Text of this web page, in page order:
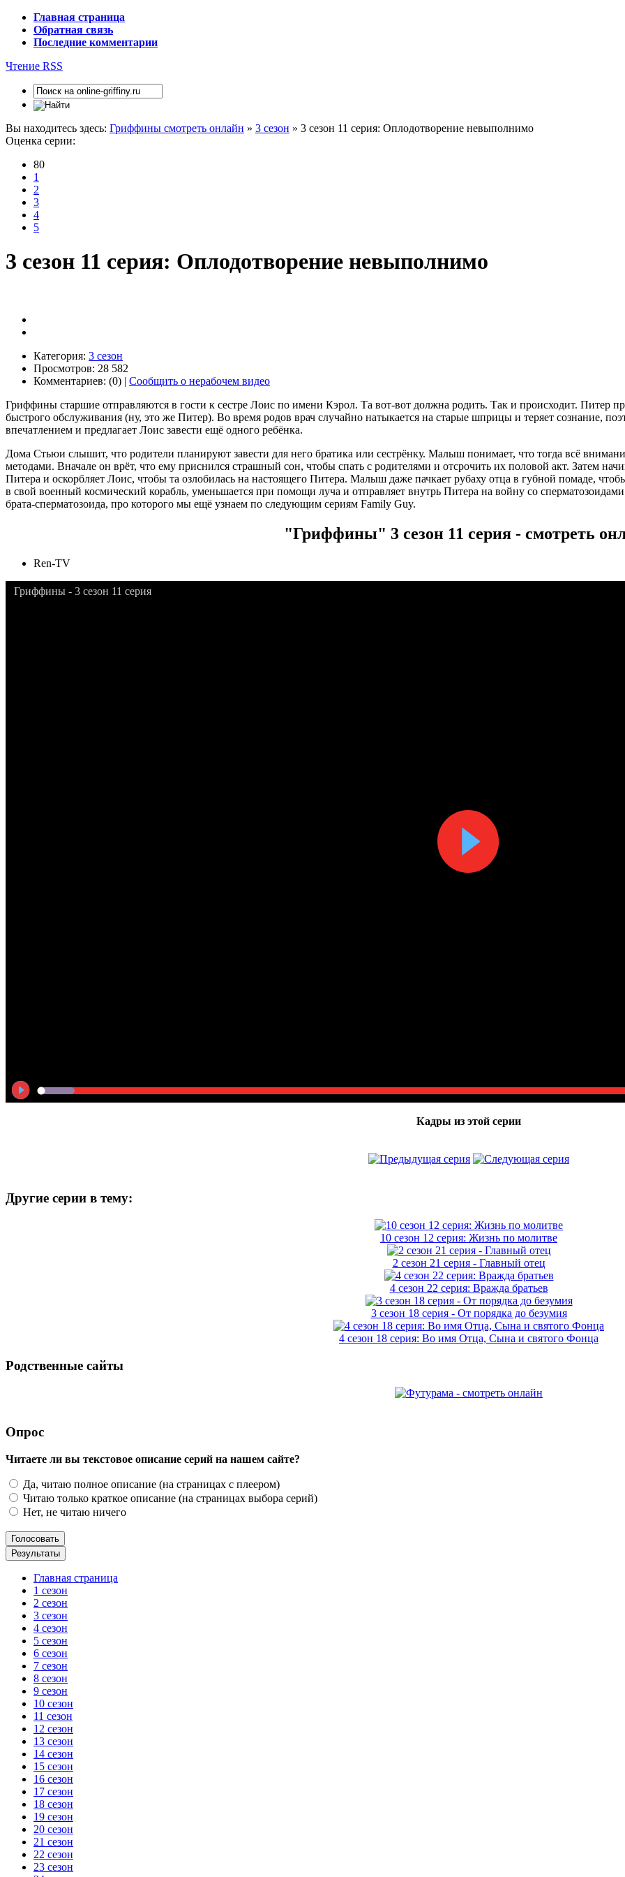
Главная страница
Обратная связь
Последние комментарии
Чтение RSS
Вы находитесь здесь: Гриффины смотреть онлайн » 3 сезон » 3 сезон 11 серия: Оплодотворение невыполнимо
Оценка серии:
80
1
2
3
4
5
3 сезон 11 серия: Оплодотворение невыполнимо
Категория: 3 сезон
Просмотров: 28 582
Комментариев: (0) | Сообщить о нерабочем видео
Гриффины старшие отправляются в гости к сестре Лоис по имени Кэрол. Та вот-вот должна родить. Так и происходит. Питер
быстрого обслуживания (ну, это же Питер). Во время родов врач случайно натыкается на старые шприцы и теряет сознание,
впечатлением и предлагает Лоис завести ещё одного ребёнка.
Дома Стьюи слышит, что родители планируют завести для него братика или сестрёнку. Малыш понимает, что тогда всё
методами. Вначале он врёт, что ему приснился страшный сон, чтобы спать с родителями и отсрочить их половой акт. Затем
Питера и оскорбляет Лоис, чтобы та озлобилась на настоящего Питера. Малыш даже пачкает рубаху отца в губной помаде,
в свой военный космический корабль, уменьшается при помощи луча и отправляет внутрь Питера на войну со
брата-сперматозоида, про которого мы ещё узнаем по следующим сериям Family Guy.
"Гриффины" 3 сезон 11 серия - смотреть
Ren-TV
Гриффины - 3 сезон 11 серия
Кадры из этой серии
Другие серии в тему:
10 сезон 12 серия: Жизнь по молитве
2 сезон 21 серия - Главный отец
4 сезон 22 серия: Вражда братьев
3 сезон 18 серия - От порядка до безумия
4 сезон 18 серия: Во имя Отца, Сына и святого Фонца
Родственные сайты
Опрос
Читаете ли вы текстовое описание серий на нашем сайте?
Да, читаю полное описание (на страницах с плеером)
Читаю только краткое описание (на страницах выбора серий)
Нет, не читаю ничего
Главная страница
1 сезон
2 сезон
3 сезон
4 сезон
5 сезон
6 сезон
7 сезон
8 сезон
9 сезон
10 сезон
11 сезон
12 сезон
13 сезон
14 сезон
15 сезон
16 сезон
17 сезон
18 сезон
19 сезон
20 сезон
21 сезон
22 сезон
23 сезон